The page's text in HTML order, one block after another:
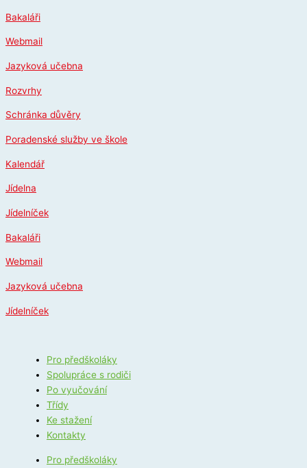
na
obsah
Bakaláři
Webmail
Jazyková učebna
Rozvrhy
Schránka důvěry
Poradenské služby ve škole
Kalendář
Jídelna
Jídelníček
Bakaláři
Webmail
Jazyková učebna
Jídelníček
Pro předškoláky
Spolupráce s rodiči
Po vyučování
Třídy
Ke stažení
Kontakty
Pro předškoláky